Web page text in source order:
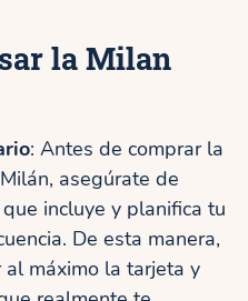
la Milan
: Antes de comprar la
asegúrate de
incluye y planifica tu
De esta manera,
máximo la tarjeta y